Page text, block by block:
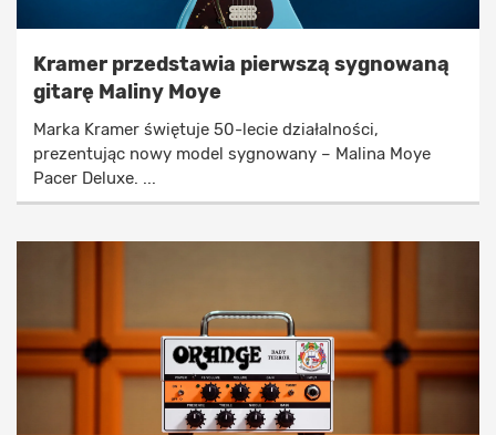
Kramer przedstawia pierwszą sygnowaną
gitarę Maliny Moye
Marka Kramer świętuje 50-lecie działalności,
prezentując nowy model sygnowany – Malina Moye
Pacer Deluxe. ...